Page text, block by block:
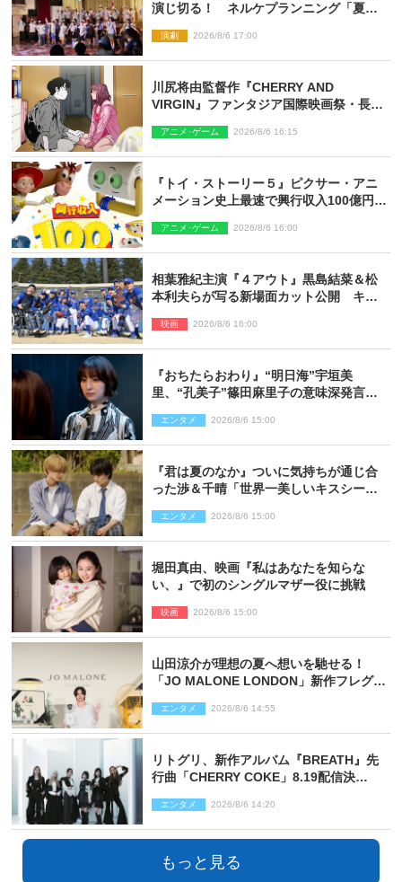
演じ切る！ ネルケプランニング「夏休
ト【最終日】
演劇 2026/8/6 17:00
川尻将由監督作『CHERRY AND
VIRGIN』ファンタジア国際映画祭・長編
アニメ･ゲーム 2026/8/6 16:15
『トイ・ストーリー５』ピクサー・アニ
メーション史上最速で興行収入100億円突
アニメ･ゲーム 2026/8/6 16:00
相葉雅紀主演『４アウト』黒島結菜＆松
本利夫らが写る新場面カット公開 キャ
映画 2026/8/6 16:00
『おちたらおわり』“明日海”宇垣美
里、“孔美子”篠田麻里子の意味深発言に
開」
エンタメ 2026/8/6 15:00
『君は夏のなか』ついに気持ちが通じ合
った渉＆千晴「世界一美しいキスシー
エンタメ 2026/8/6 15:00
堀田真由、映画『私はあなたを知らな
い、』で初のシングルマザー役に挑戦
映画 2026/8/6 15:00
山田涼介が理想の夏へ想いを馳せる！
「JO MALONE LONDON」新作フレグラ
エンタメ 2026/8/6 14:55
リトグリ、新作アルバム『BREATH』先
行曲「CHERRY COKE」8.19配信決
エンタメ 2026/8/6 14:20
もっと見る